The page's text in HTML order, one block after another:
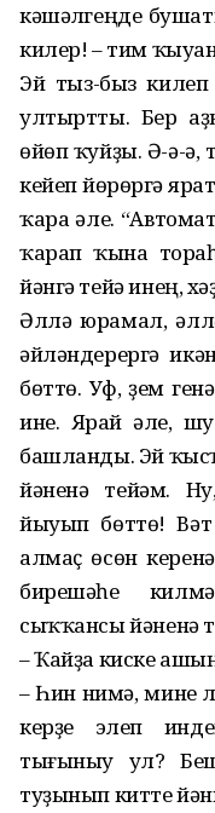
кәшәлүгеңде
килер! – тим
Эй тыз-быз
ултыртты. Бер
өйөп ҡуйҙы. Ә-ә-ә,
кейеп йөрөргә
ҡара әле.
ҡарап ҡына
йәнгә тейә инең,
Әллә юрамал,
әйләндерергә
бөттө. Уф, үҙем
ине. Ярай әле,
башланды. Эй
йәненә тейәм.
йыуып бөттө!
алмаҫ өсөн
бирешәһе
сыҡҡансы йәненә
– Ҡайҙа киске
– Һин нимә, мине
керҙе элеп
тығыныу ул?
туҙынып китте